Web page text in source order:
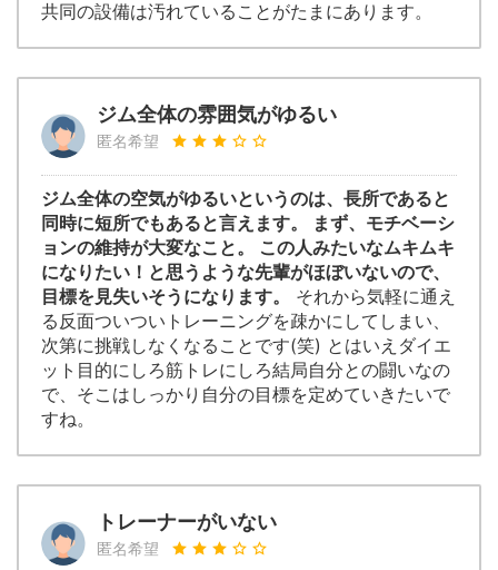
共同の設備は汚れていることがたまにあります。
ジム全体の雰囲気がゆるい
匿名希望
ジム全体の空気がゆるいというのは、長所であると
同時に短所でもあると言えます。 まず、モチベーシ
ョンの維持が大変なこと。 この人みたいなムキムキ
になりたい！と思うような先輩がほぼいないので、
目標を見失いそうになります。
それから気軽に通え
る反面ついついトレーニングを疎かにしてしまい、
次第に挑戦しなくなることです(笑) とはいえダイエ
ット目的にしろ筋トレにしろ結局自分との闘いなの
で、そこはしっかり自分の目標を定めていきたいで
すね。
トレーナーがいない
匿名希望